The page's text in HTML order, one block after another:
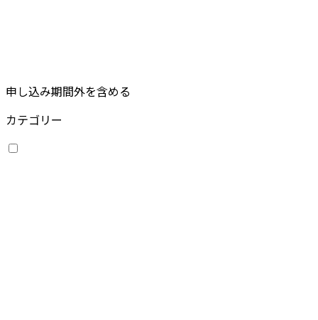
申し込み期間外を含める
カテゴリー